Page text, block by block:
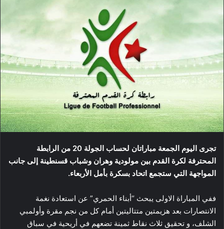
تجرى اليوم الجمعة مباراتان لحساب الجولة 20 من الرابطة
المحترفة لكرة القدم بين مولودية وهران وشباب قسنطينة إلى جانب
المواجهة التي ستجمع اتحاد بسكرة بأمل الأربعاء.
ففي المباراة الاولى يبحث “أبناء الحمري” عن استعادة نغمة
الانتصارات بعد هزيمتين متتاليتين أمام كل من نجم مقرة وأولمبي
الشلف، و تحقيق ثلاث نقاط ثمينة تضعهم في أريحية في سباق